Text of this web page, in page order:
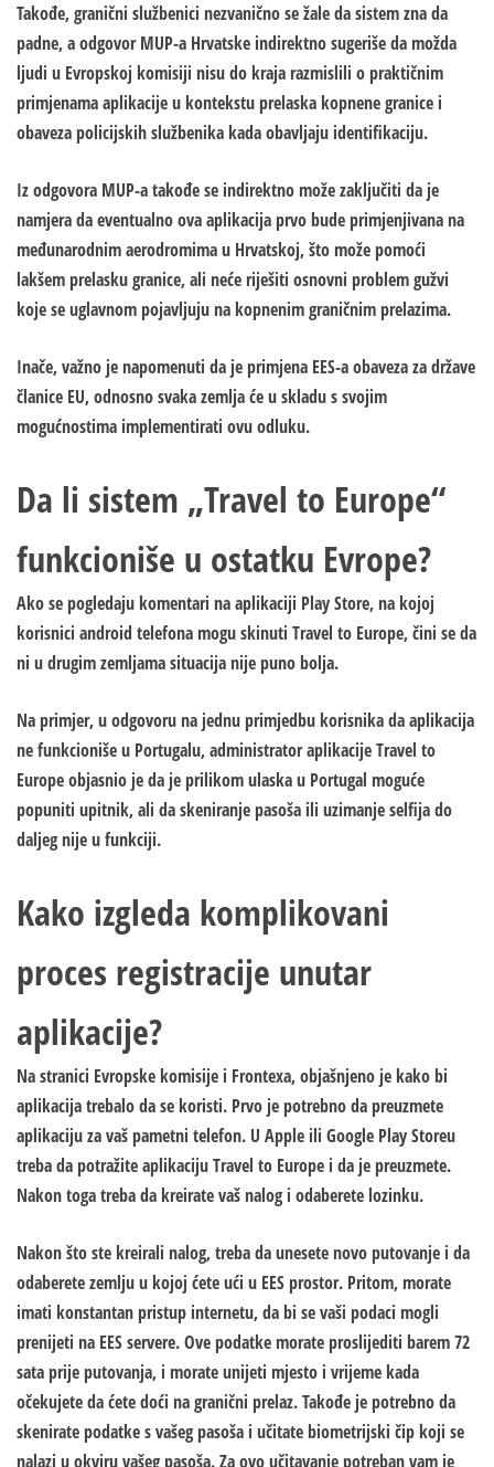
Takođe, granični službenici nezvanično se žale da sistem zna da
padne, a odgovor MUP-a Hrvatske indirektno sugeriše da možda
ljudi u Evropskoj komisiji nisu do kraja razmislili o praktičnim
primjenama aplikacije u kontekstu prelaska kopnene granice i
obaveza policijskih službenika kada obavljaju identifikaciju.
Iz odgovora MUP-a takođe se indirektno može zaključiti da je
namjera da eventualno ova aplikacija prvo bude primjenjivana na
međunarodnim aerodromima u Hrvatskoj, što može pomoći
lakšem prelasku granice, ali neće riješiti osnovni problem gužvi
koje se uglavnom pojavljuju na kopnenim graničnim prelazima.
Inače, važno je napomenuti da je primjena EES-a obaveza za države
članice EU, odnosno svaka zemlja će u skladu s svojim
mogućnostima implementirati ovu odluku.
Da li sistem „Travel to Europe“
funkcioniše u ostatku Evrope?
Ako se pogledaju komentari na aplikaciji Play Store, na kojoj
korisnici android telefona mogu skinuti Travel to Europe, čini se da
ni u drugim zemljama situacija nije puno bolja.
Na primjer, u odgovoru na jednu primjedbu korisnika da aplikacija
ne funkcioniše u Portugalu, administrator aplikacije Travel to
Europe objasnio je da je prilikom ulaska u Portugal moguće
popuniti upitnik, ali da skeniranje pasoša ili uzimanje selfija do
daljeg nije u funkciji.
Kako izgleda komplikovani
proces registracije unutar
aplikacije?
Na stranici Evropske komisije i Frontexa, objašnjeno je kako bi
aplikacija trebalo da se koristi. Prvo je potrebno da preuzmete
aplikaciju za vaš pametni telefon. U Apple ili Google Play Storeu
treba da potražite aplikaciju Travel to Europe i da je preuzmete.
Nakon toga treba da kreirate vaš nalog i odaberete lozinku.
Nakon što ste kreirali nalog, treba da unesete novo putovanje i da
odaberete zemlju u kojoj ćete ući u EES prostor. Pritom, morate
imati konstantan pristup internetu, da bi se vaši podaci mogli
prenijeti na EES servere. Ove podatke morate proslijediti barem 72
sata prije putovanja, i morate unijeti mjesto i vrijeme kada
očekujete da ćete doći na granični prelaz. Takođe je potrebno da
skenirate podatke s vašeg pasoša i učitate biometrijski čip koji se
nalazi u okviru vašeg pasoša. Za ovo učitavanje potreban vam je